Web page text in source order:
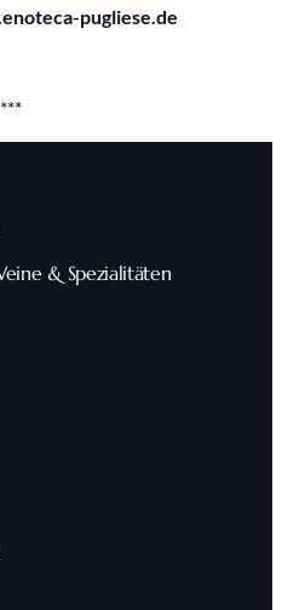
pugliese.de
***
& Spezialitäten